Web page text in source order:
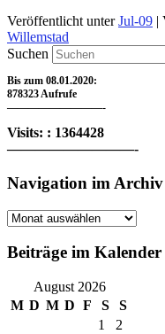
Veröffentlicht unter Jul-09 |
Willemstad
Suchen
Bis zum 08.01.2020:
878323 Aufrufe
—————————-
Visits: : 1364428
—————————-
Navigation im Archiv
Navigation
Archiv
Beiträge im Kalender
August 2026
M D M D F S
S
1
2